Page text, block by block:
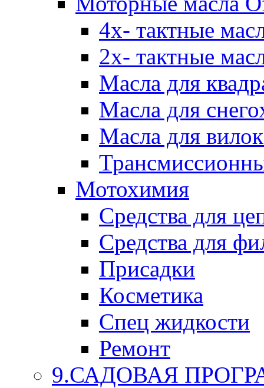
4х- тактные
2х- тактные
Масла для
Масла для
Масла для
Мотохимия
Средства для
Средства для
Присадки
Косметика
Спец жидкости
Ремонт
9.САДОВАЯ